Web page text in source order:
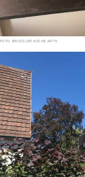
FOTO: BROSSLER KÜCHE AKTIV